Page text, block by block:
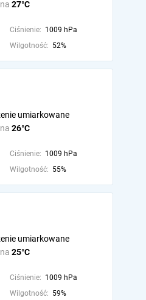
27°C
Ciśnienie: 1009 hPa
Wilgotność: 52%
26°C
umiarkowane
Ciśnienie: 1009 hPa
Wilgotność: 55%
25°C
umiarkowane
Ciśnienie: 1009 hPa
Wilgotność: 59%